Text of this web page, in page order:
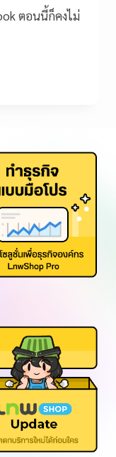
ตอนนี้ก็คงไม่